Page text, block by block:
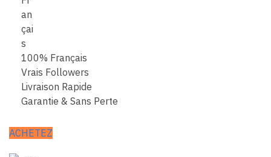
100% Français
Vrais Followers
Livraison Rapide
Garantie & Sans Perte
ACHETEZ